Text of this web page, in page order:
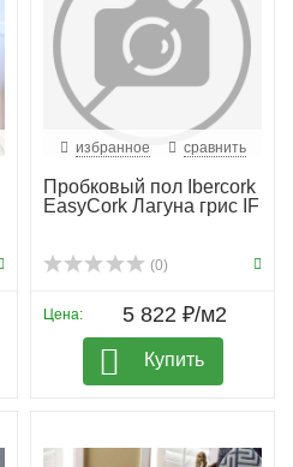
избранное сравнить
Пробковый пол Ibercork
EasyCork Лагуна грис IF
(0)
Цена: 5 822 ₽/м2
Купить